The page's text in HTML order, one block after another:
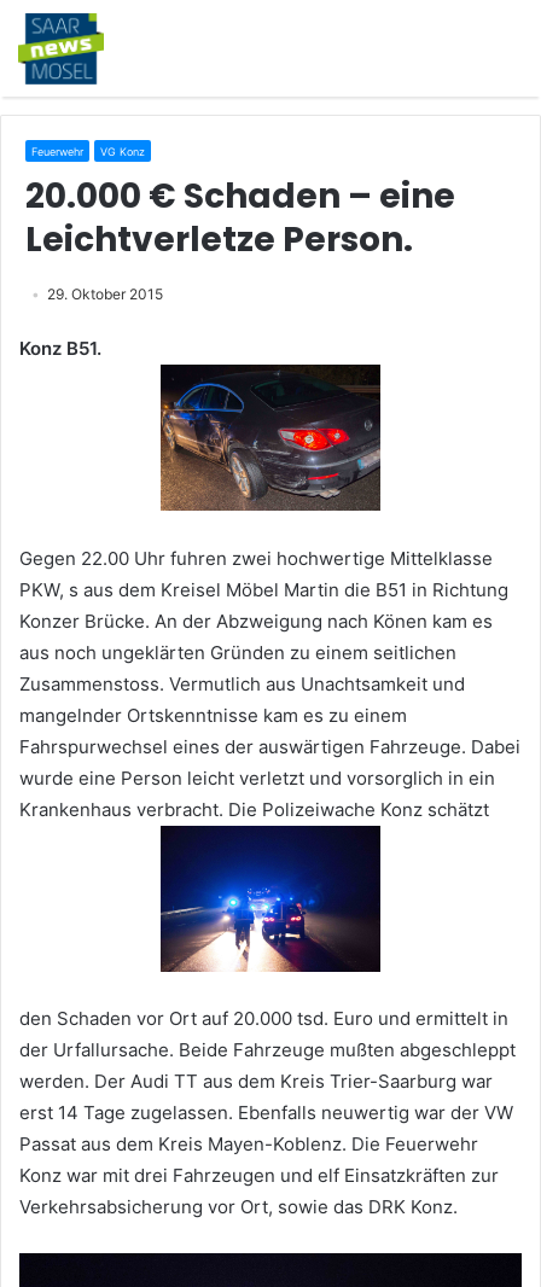
Feuerwehr VG Konz
20.000 € Schaden – eine
Leichtverletze Person.
29. Oktober 2015
Konz B51.
Gegen 22.00 Uhr fuhren zwei hochwertige Mittelklasse
PKW, s aus dem Kreisel Möbel Martin die B51 in Richtung
Konzer Brücke. An der Abzweigung nach Könen kam es
aus noch ungeklärten Gründen zu einem seitlichen
Zusammenstoss. Vermutlich aus Unachtsamkeit und
mangelnder Ortskenntnisse kam es zu einem
Fahrspurwechsel eines der auswärtigen Fahrzeuge. Dabei
wurde eine Person leicht verletzt und vorsorglich in ein
Krankenhaus verbracht. Die Polizeiwache Konz schätzt
den Schaden vor Ort auf 20.000 tsd. Euro und ermittelt in
der Urfallursache. Beide Fahrzeuge mußten abgeschleppt
werden. Der Audi TT aus dem Kreis Trier-Saarburg war
erst 14 Tage zugelassen. Ebenfalls neuwertig war der VW
Passat aus dem Kreis Mayen-Koblenz. Die Feuerwehr
Konz war mit drei Fahrzeugen und elf Einsatzkräften zur
Verkehrsabsicherung vor Ort, sowie das DRK Konz.